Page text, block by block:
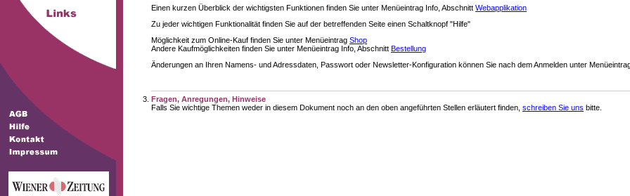
Einen kurzen Überblick der wichtigsten Funktionen finden Sie unter Menüeintrag Info, Abschnitt Webapplikation
Zu jeder wichtigen Funktionalität finden Sie auf der betreffenden Seite einen Schaltknopf "Hilfe"
Möglichkeit zum Online-Kauf finden Sie unter Menüeintrag Shop
Andere Kaufmöglichkeiten finden Sie unter Menüeintrag Info, Abschnitt Bestellung
Änderungen an Ihren Namens- und Adressdaten, Passwort oder Newsletter-Konfiguration können Sie nach dem Anmelden unter
Fragen, Anregungen, Hinweise
Falls Sie wichtige Themen weder in diesem Dokument noch an den oben angeführten Stellen erläutert finden, schreiben Sie uns bitte.